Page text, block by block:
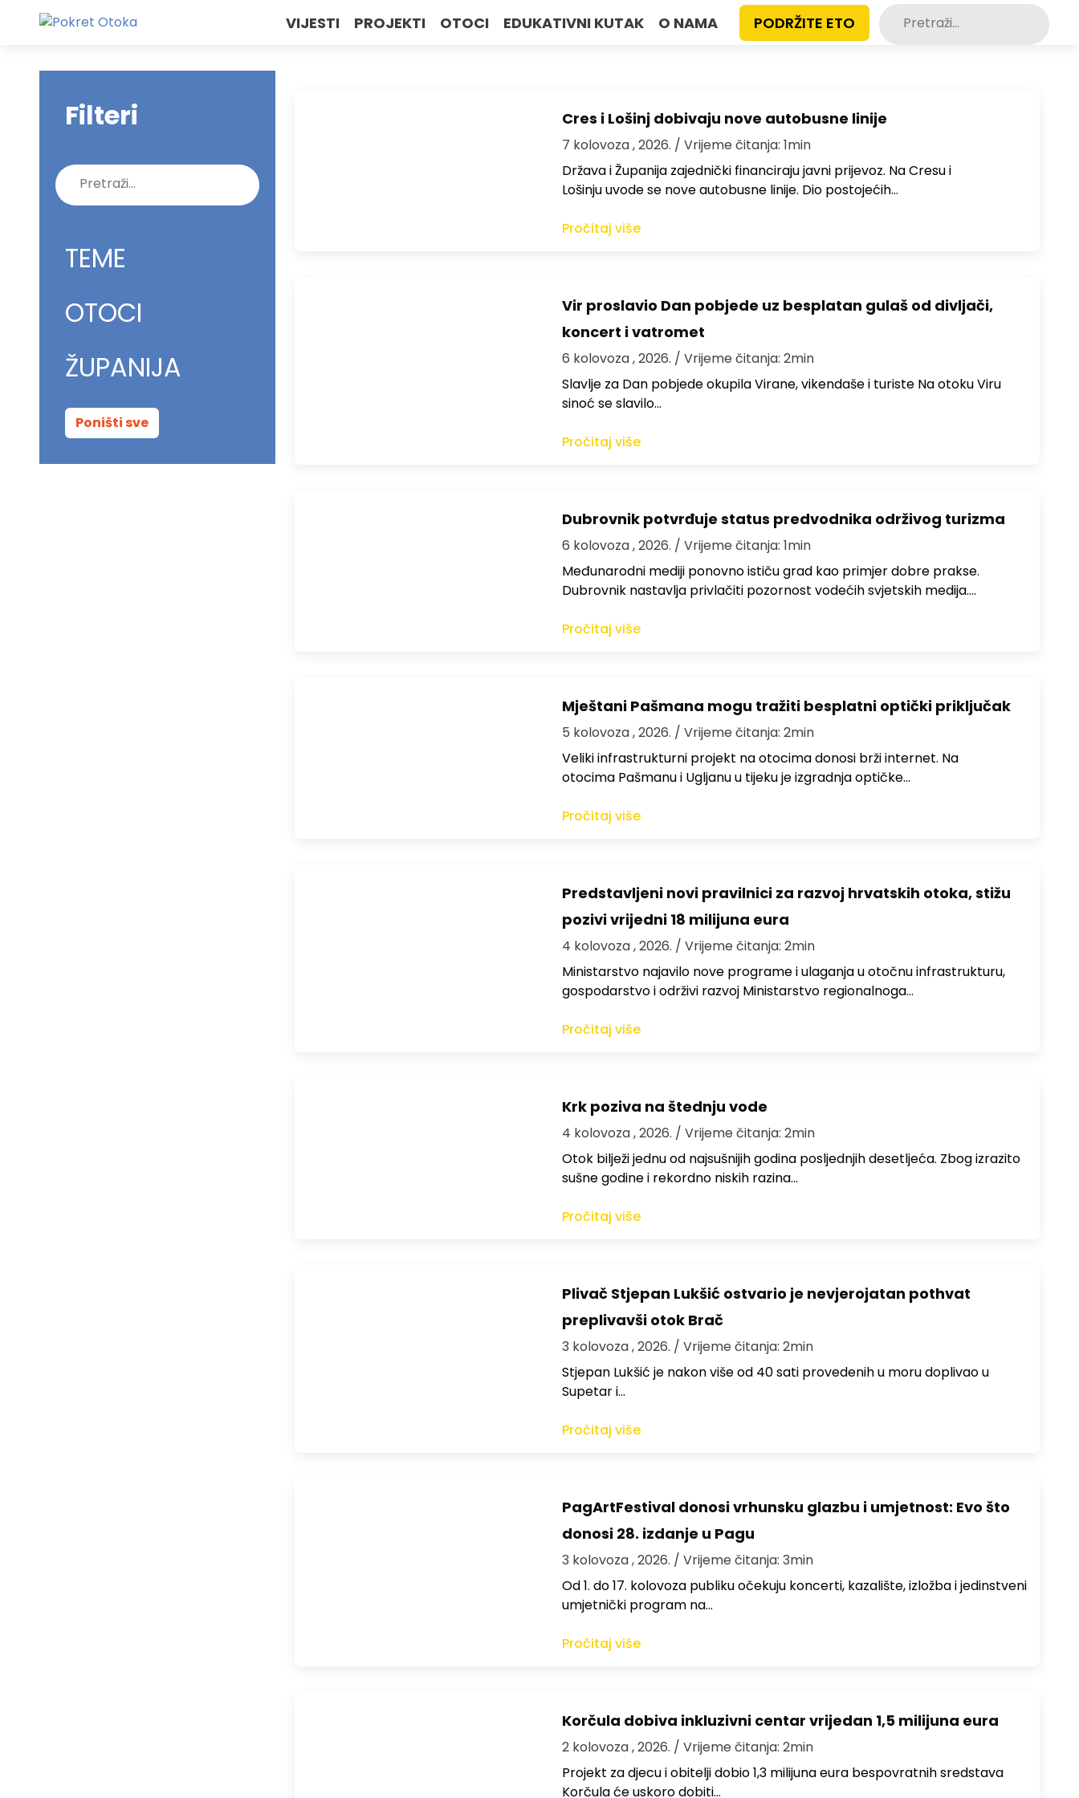
VIJESTI PROJEKTI OTOCI EDUKATIVNI KUTAK O NAMA PODRŽITE ETO Pretraži:
Filteri
Pretraži:
TEME
OTOCI
ŽUPANIJA
Poništi sve
Cres i Lošinj dobivaju nove autobusne linije
7 kolovoza , 2026. / Vrijeme čitanja: 1min
Država i Županija zajednički financiraju javni prijevoz. Na Cresu i
Lošinju uvode se nove autobusne linije. Dio postojećih…
Pročitaj više
Vir proslavio Dan pobjede uz besplatan gulaš od divljači,
koncert i vatromet
6 kolovoza , 2026. / Vrijeme čitanja: 2min
Slavlje za Dan pobjede okupila Virane, vikendaše i turiste Na otoku Viru
sinoć se slavilo…
Pročitaj više
Dubrovnik potvrđuje status predvodnika održivog turizma
6 kolovoza , 2026. / Vrijeme čitanja: 1min
Međunarodni mediji ponovno ističu grad kao primjer dobre prakse.
Dubrovnik nastavlja privlačiti pozornost vodećih svjetskih medija.…
Pročitaj više
Mještani Pašmana mogu tražiti besplatni optički priključak
5 kolovoza , 2026. / Vrijeme čitanja: 2min
Veliki infrastrukturni projekt na otocima donosi brži internet. Na
otocima Pašmanu i Ugljanu u tijeku je izgradnja optičke…
Pročitaj više
Predstavljeni novi pravilnici za razvoj hrvatskih otoka, stižu
pozivi vrijedni 18 milijuna eura
4 kolovoza , 2026. / Vrijeme čitanja: 2min
Ministarstvo najavilo nove programe i ulaganja u otočnu infrastrukturu,
gospodarstvo i održivi razvoj Ministarstvo regionalnoga…
Pročitaj više
Krk poziva na štednju vode
4 kolovoza , 2026. / Vrijeme čitanja: 2min
Otok bilježi jednu od najsušnijih godina posljednjih desetljeća. Zbog izrazito
sušne godine i rekordno niskih razina…
Pročitaj više
Plivač Stjepan Lukšić ostvario je nevjerojatan pothvat
preplivavši otok Brač
3 kolovoza , 2026. / Vrijeme čitanja: 2min
St​jepan Lukšić je nakon više od 40 sati provedenih u moru doplivao u
Supetar i…
Pročitaj više
PagArtFestival donosi vrhunsku glazbu i umjetnost: Evo što
donosi 28. izdanje u Pagu
3 kolovoza , 2026. / Vrijeme čitanja: 3min
Od 1. do 17. kolovoza publiku očekuju koncerti, kazalište, izložba i jedinstveni
umjetnički program na…
Pročitaj više
Korčula dobiva inkluzivni centar vrijedan 1,5 milijuna eura
2 kolovoza , 2026. / Vrijeme čitanja: 2min
Projekt za djecu i obitelji dobio 1,3 milijuna eura bespovratnih sredstava
Korčula će uskoro dobiti…